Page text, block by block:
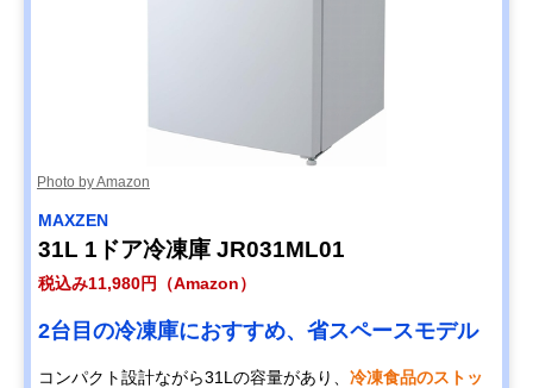
Photo by Amazon
MAXZEN
31L 1ドア冷凍庫 JR031ML01
税込み11,980円（Amazon）
2台目の冷凍庫におすすめ、省スペースモデル
コンパクト設計ながら31Lの容量があり、 冷凍食品のストッ